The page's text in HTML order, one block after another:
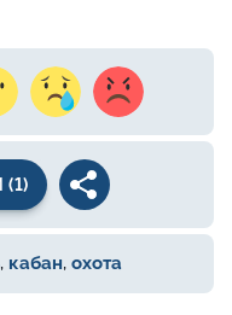
, кабан, охота